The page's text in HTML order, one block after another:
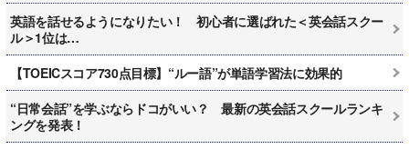
英語を話せるようになりたい！ 初心者に選ばれた＜英会話スクー
ル＞1位は…
【TOEICスコア730点目標】“ルー語”が単語学習法に効果的
“日常会話”を学ぶならドコがいい？ 最新の英会話スクールランキ
ングを発表！